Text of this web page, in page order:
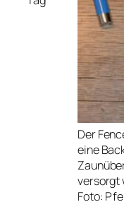
Der
eine
versorgt
Foto: